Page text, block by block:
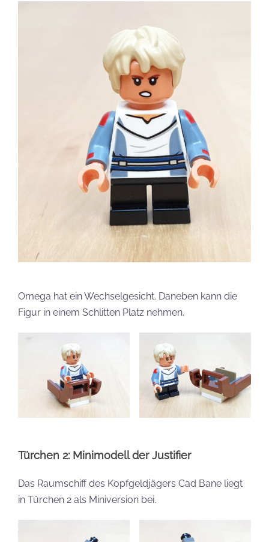
Omega hat ein Wechselgesicht. Daneben kann die
Figur in einem Schlitten Platz nehmen.
Türchen 2: Minimodell der Justifier
Das Raumschiff des Kopfgeldjägers Cad Bane liegt
in Türchen 2 als Miniversion bei.